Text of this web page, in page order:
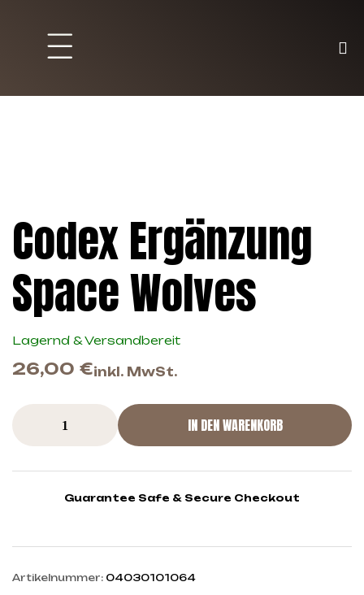
Codex Ergänzung
Space Wolves
Lagernd & Versandbereit
26,00 €inkl. MwSt.
IN DEN WARENKORB
Guarantee Safe & Secure Checkout
Artikelnummer: 04030101064